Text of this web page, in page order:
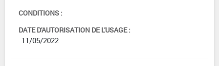
CONDITIONS :
DATE D'AUTORISATION DE L'USAGE :
11/05/2022